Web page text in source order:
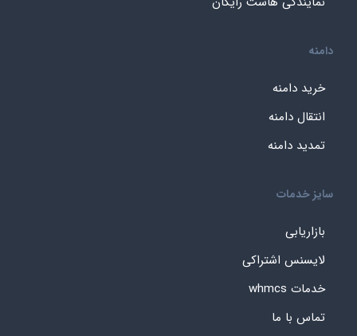
دامنه
خرید دامنه
انتقال دامنه
تمدید دامنه
سایز خدمات
بازاریابی
لایسنس اشتراکی
خدمات whmcs
تماس با ما